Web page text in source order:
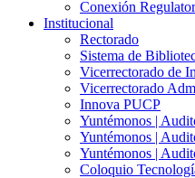
Conexión
Institucional
Rectorado
Sistema de
Vicerrectorado de
Vicerrectorado
Innova PUCP
Yuntémonos |
Yuntémonos |
Yuntémonos |
Coloquio